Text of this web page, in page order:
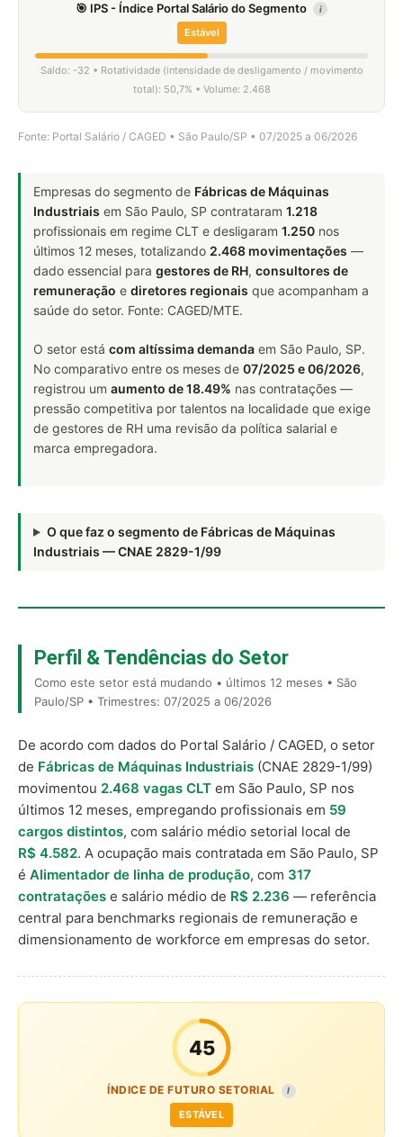
🎯 IPS - Índice Portal Salário do Segmento i
Estável
Saldo: -32 • Rotatividade (intensidade de desligamento / movimento
total): 50,7% • Volume: 2.468
Fonte: Portal Salário / CAGED • São Paulo/SP • 07/2025 a 06/2026
Empresas do segmento de Fábricas de Máquinas
Industriais em São Paulo, SP contrataram 1.218
profissionais em regime CLT e desligaram 1.250 nos
últimos 12 meses, totalizando 2.468 movimentações —
dado essencial para gestores de RH, consultores de
remuneração e diretores regionais que acompanham a
saúde do setor. Fonte: CAGED/MTE.
O setor está com altíssima demanda em São Paulo, SP.
No comparativo entre os meses de 07/2025 e 06/2026,
registrou um aumento de 18.49% nas contratações —
pressão competitiva por talentos na localidade que exige
de gestores de RH uma revisão da política salarial e
marca empregadora.
O que faz o segmento de Fábricas de Máquinas
Industriais — CNAE 2829-1/99
Perfil & Tendências do Setor
Como este setor está mudando • últimos 12 meses • São
Paulo/SP • Trimestres: 07/2025 a 06/2026
De acordo com dados do Portal Salário / CAGED, o setor
de Fábricas de Máquinas Industriais (CNAE 2829-1/99)
movimentou 2.468 vagas CLT em São Paulo, SP nos
últimos 12 meses, empregando profissionais em 59
cargos distintos, com salário médio setorial local de
R$ 4.582. A ocupação mais contratada em São Paulo, SP
é Alimentador de linha de produção, com 317
contratações e salário médio de R$ 2.236 — referência
central para benchmarks regionais de remuneração e
dimensionamento de workforce em empresas do setor.
45
ÍNDICE DE FUTURO SETORIAL I
ESTÁVEL